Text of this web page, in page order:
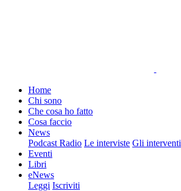
Home
Chi sono
Che cosa ho fatto
Cosa faccio
News
Podcast Radio Le interviste Gli interventi
Eventi
Libri
eNews
Leggi Iscriviti